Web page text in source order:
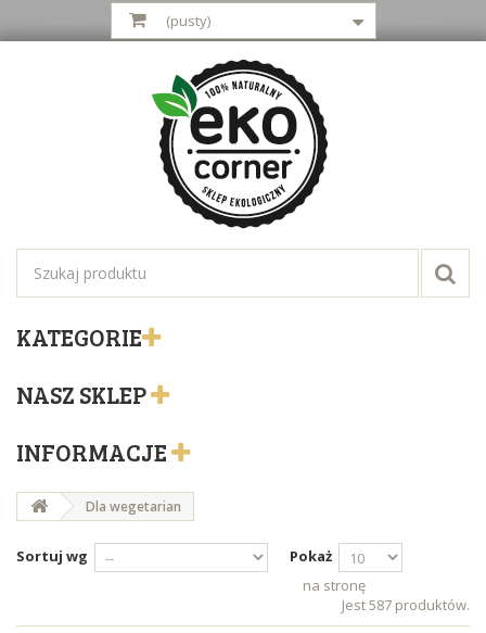
(pusty)
KATEGORIE
NASZ SKLEP
INFORMACJE
Dla wegetarian
Sortuj wg
Pokaż
na stronę
Jest 587 produktów.